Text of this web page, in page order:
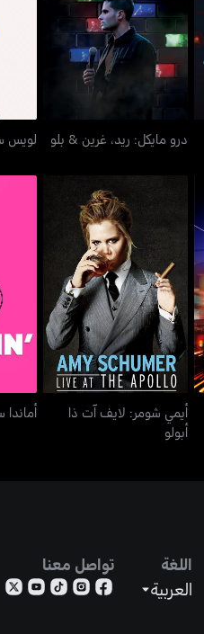
درو مايكل: ريد، غرين & بلو
درو مايكل: ريد، غرين & بلو لويس
أيمي شومر: لايف آت ذا
أبولو
أيمي شومر: لايف آت ذا
أبولو
اللغة
العربية
تواصل معنا